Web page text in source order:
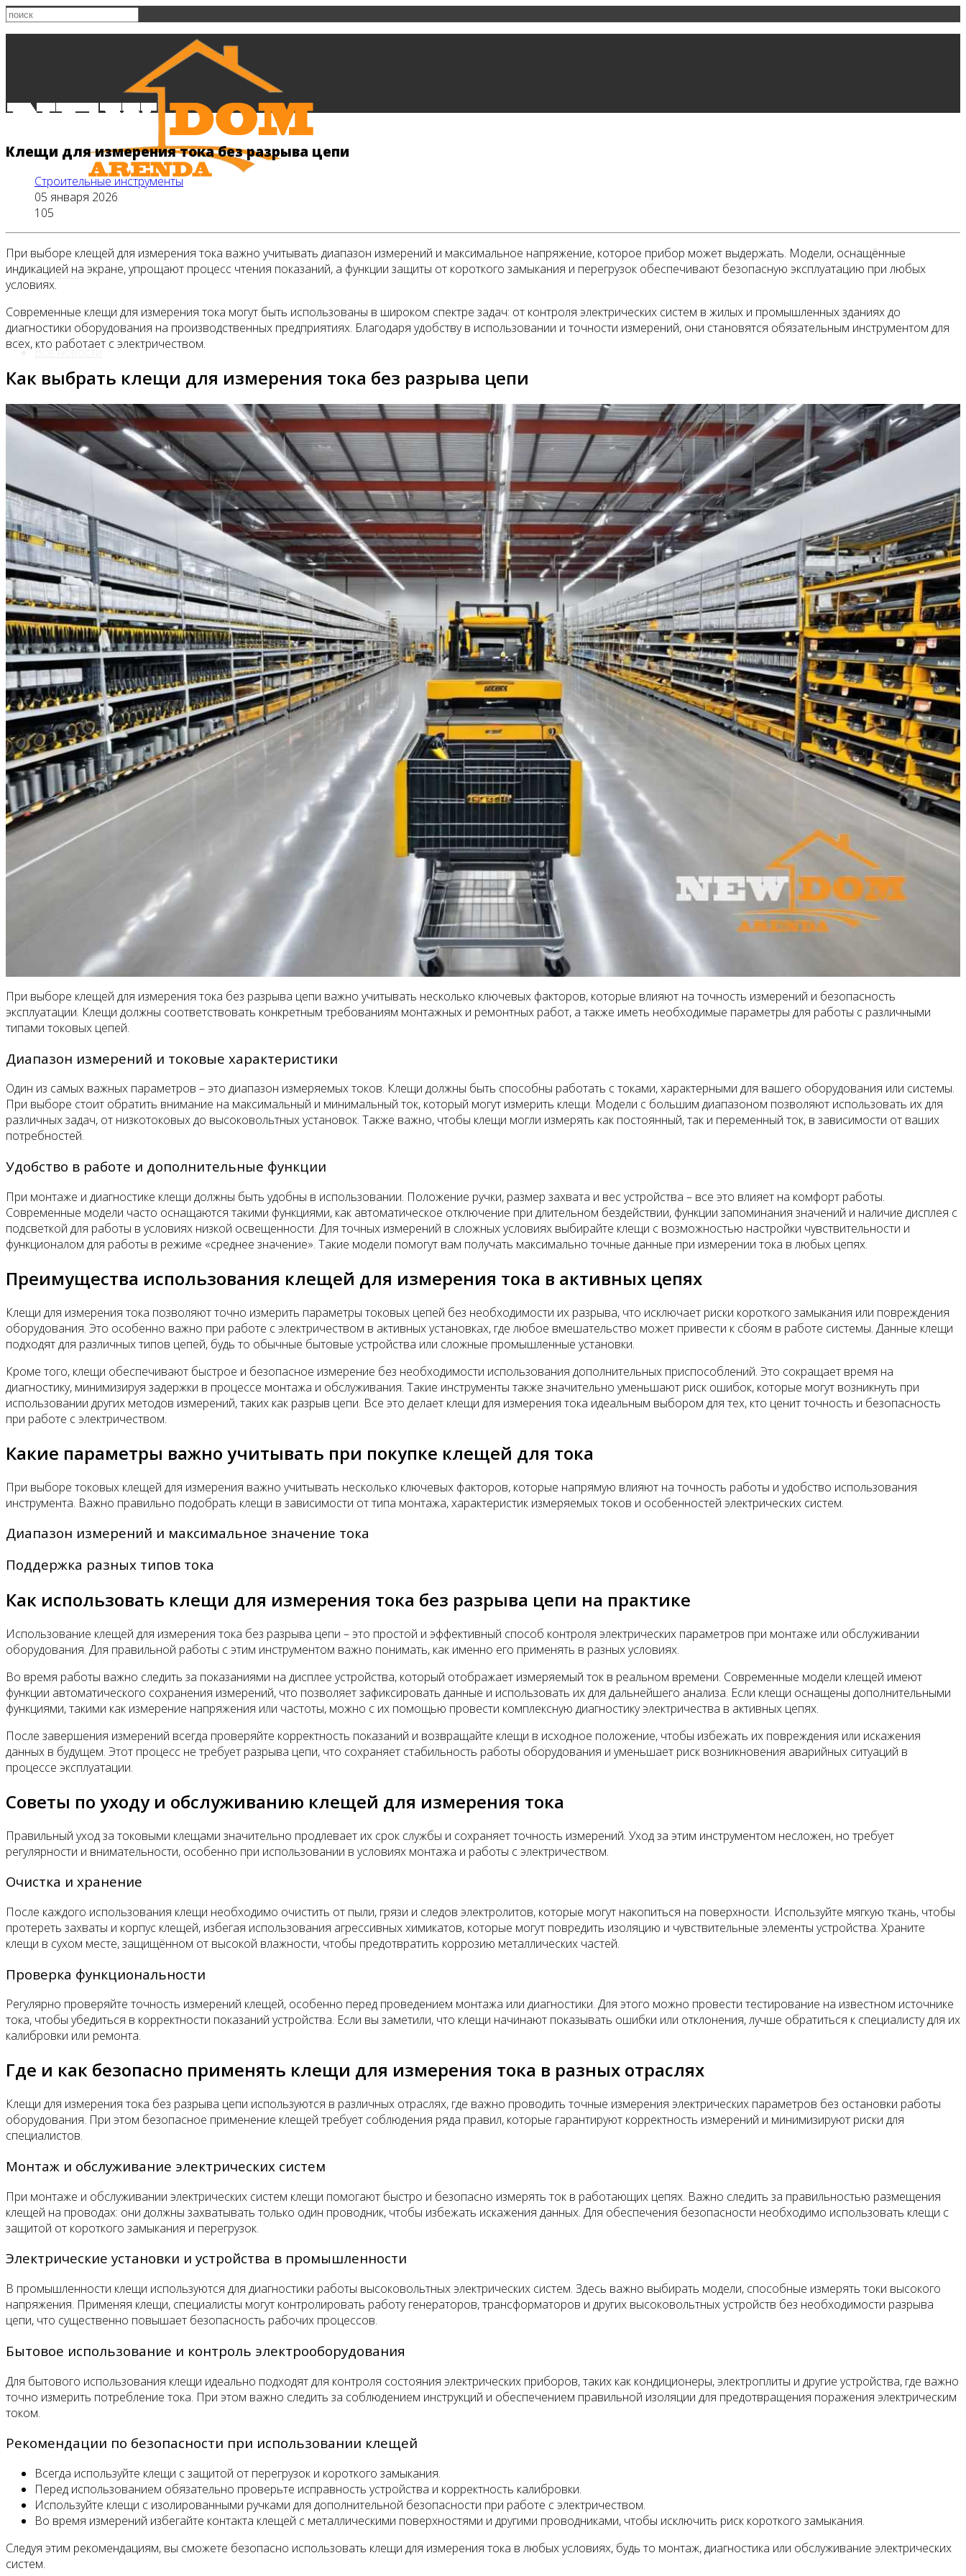
Главная
Все новости
Видео
Клещи для измерения тока без разрыва цепи
Строительные инструменты
05 января 2026
105
При выборе клещей для измерения тока важно учитывать диапазон измерений и максимальное напряжение, которое прибор может выдержать. Модели, оснащённые
индикацией на экране, упрощают процесс чтения показаний, а функции защиты от короткого замыкания и перегрузок обеспечивают безопасную эксплуатацию при любых
условиях.
Современные клещи для измерения тока могут быть использованы в широком спектре задач: от контроля электрических систем в жилых и промышленных зданиях до
диагностики оборудования на производственных предприятиях. Благодаря удобству в использовании и точности измерений, они становятся обязательным инструментом для
всех, кто работает с электричеством.
Как выбрать клещи для измерения тока без разрыва цепи
При выборе клещей для измерения тока без разрыва цепи важно учитывать несколько ключевых факторов, которые влияют на точность измерений и безопасность
эксплуатации. Клещи должны соответствовать конкретным требованиям монтажных и ремонтных работ, а также иметь необходимые параметры для работы с различными
типами токовых цепей.
Диапазон измерений и токовые характеристики
Один из самых важных параметров – это диапазон измеряемых токов. Клещи должны быть способны работать с токами, характерными для вашего оборудования или системы.
При выборе стоит обратить внимание на максимальный и минимальный ток, который могут измерить клещи. Модели с большим диапазоном позволяют использовать их для
различных задач, от низкотоковых до высоковольтных установок. Также важно, чтобы клещи могли измерять как постоянный, так и переменный ток, в зависимости от ваших
потребностей.
Удобство в работе и дополнительные функции
При монтаже и диагностике клещи должны быть удобны в использовании. Положение ручки, размер захвата и вес устройства – все это влияет на комфорт работы.
Современные модели часто оснащаются такими функциями, как автоматическое отключение при длительном бездействии, функции запоминания значений и наличие дисплея с
подсветкой для работы в условиях низкой освещенности. Для точных измерений в сложных условиях выбирайте клещи с возможностью настройки чувствительности и
функционалом для работы в режиме «среднее значение». Такие модели помогут вам получать максимально точные данные при измерении тока в любых цепях.
Преимущества использования клещей для измерения тока в активных цепях
Клещи для измерения тока позволяют точно измерить параметры токовых цепей без необходимости их разрыва, что исключает риски короткого замыкания или повреждения
оборудования. Это особенно важно при работе с электричеством в активных установках, где любое вмешательство может привести к сбоям в работе системы. Данные клещи
подходят для различных типов цепей, будь то обычные бытовые устройства или сложные промышленные установки.
Кроме того, клещи обеспечивают быстрое и безопасное измерение без необходимости использования дополнительных приспособлений. Это сокращает время на
диагностику, минимизируя задержки в процессе монтажа и обслуживания. Такие инструменты также значительно уменьшают риск ошибок, которые могут возникнуть при
использовании других методов измерений, таких как разрыв цепи. Все это делает клещи для измерения тока идеальным выбором для тех, кто ценит точность и безопасность
при работе с электричеством.
Какие параметры важно учитывать при покупке клещей для тока
При выборе токовых клещей для измерения важно учитывать несколько ключевых факторов, которые напрямую влияют на точность работы и удобство использования
инструмента. Важно правильно подобрать клещи в зависимости от типа монтажа, характеристик измеряемых токов и особенностей электрических систем.
Диапазон измерений и максимальное значение тока
Поддержка разных типов тока
Как использовать клещи для измерения тока без разрыва цепи на практике
Использование клещей для измерения тока без разрыва цепи – это простой и эффективный способ контроля электрических параметров при монтаже или обслуживании
оборудования. Для правильной работы с этим инструментом важно понимать, как именно его применять в разных условиях.
Во время работы важно следить за показаниями на дисплее устройства, который отображает измеряемый ток в реальном времени. Современные модели клещей имеют
функции автоматического сохранения измерений, что позволяет зафиксировать данные и использовать их для дальнейшего анализа. Если клещи оснащены дополнительными
функциями, такими как измерение напряжения или частоты, можно с их помощью провести комплексную диагностику электричества в активных цепях.
После завершения измерений всегда проверяйте корректность показаний и возвращайте клещи в исходное положение, чтобы избежать их повреждения или искажения
данных в будущем. Этот процесс не требует разрыва цепи, что сохраняет стабильность работы оборудования и уменьшает риск возникновения аварийных ситуаций в
процессе эксплуатации.
Советы по уходу и обслуживанию клещей для измерения тока
Правильный уход за токовыми клещами значительно продлевает их срок службы и сохраняет точность измерений. Уход за этим инструментом несложен, но требует
регулярности и внимательности, особенно при использовании в условиях монтажа и работы с электричеством.
Очистка и хранение
После каждого использования клещи необходимо очистить от пыли, грязи и следов электролитов, которые могут накопиться на поверхности. Используйте мягкую ткань, чтобы
протереть захваты и корпус клещей, избегая использования агрессивных химикатов, которые могут повредить изоляцию и чувствительные элементы устройства. Храните
клещи в сухом месте, защищённом от высокой влажности, чтобы предотвратить коррозию металлических частей.
Проверка функциональности
Регулярно проверяйте точность измерений клещей, особенно перед проведением монтажа или диагностики. Для этого можно провести тестирование на известном источнике
тока, чтобы убедиться в корректности показаний устройства. Если вы заметили, что клещи начинают показывать ошибки или отклонения, лучше обратиться к специалисту для их
калибровки или ремонта.
Где и как безопасно применять клещи для измерения тока в разных отраслях
Клещи для измерения тока без разрыва цепи используются в различных отраслях, где важно проводить точные измерения электрических параметров без остановки работы
оборудования. При этом безопасное применение клещей требует соблюдения ряда правил, которые гарантируют корректность измерений и минимизируют риски для
специалистов.
Монтаж и обслуживание электрических систем
При монтаже и обслуживании электрических систем клещи помогают быстро и безопасно измерять ток в работающих цепях. Важно следить за правильностью размещения
клещей на проводах: они должны захватывать только один проводник, чтобы избежать искажения данных. Для обеспечения безопасности необходимо использовать клещи с
защитой от короткого замыкания и перегрузок.
Электрические установки и устройства в промышленности
В промышленности клещи используются для диагностики работы высоковольтных электрических систем. Здесь важно выбирать модели, способные измерять токи высокого
напряжения. Применяя клещи, специалисты могут контролировать работу генераторов, трансформаторов и других высоковольтных устройств без необходимости разрыва
цепи, что существенно повышает безопасность рабочих процессов.
Бытовое использование и контроль электрооборудования
Для бытового использования клещи идеально подходят для контроля состояния электрических приборов, таких как кондиционеры, электроплиты и другие устройства, где важно
точно измерить потребление тока. При этом важно следить за соблюдением инструкций и обеспечением правильной изоляции для предотвращения поражения электрическим
током.
Рекомендации по безопасности при использовании клещей
Всегда используйте клещи с защитой от перегрузок и короткого замыкания.
Перед использованием обязательно проверьте исправность устройства и корректность калибровки.
Используйте клещи с изолированными ручками для дополнительной безопасности при работе с электричеством.
Во время измерений избегайте контакта клещей с металлическими поверхностями и другими проводниками, чтобы исключить риск короткого замыкания.
Следуя этим рекомендациям, вы сможете безопасно использовать клещи для измерения тока в любых условиях, будь то монтаж, диагностика или обслуживание электрических
систем.